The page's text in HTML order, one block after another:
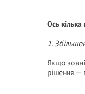
Ось кілька
1.
Якщо
рішення —